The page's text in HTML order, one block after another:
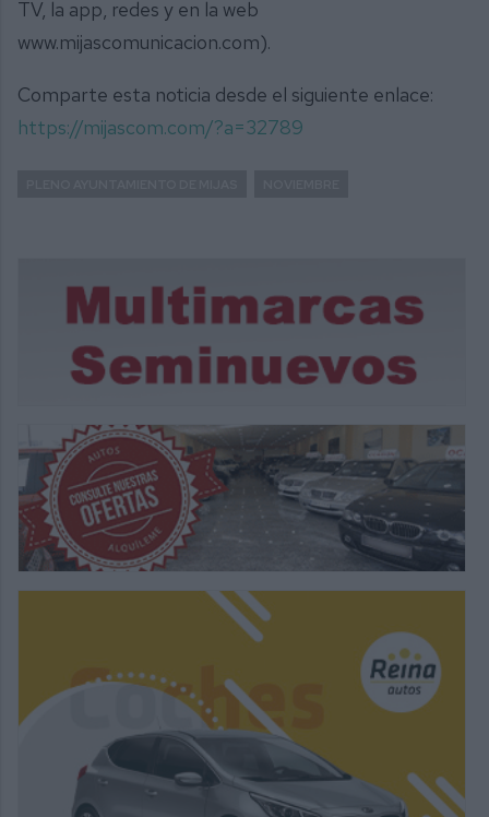
TV, la app, redes y en la web
www.mijascomunicacion.com).
Comparte esta noticia desde el siguiente enlace:
https://mijascom.com/?a=32789